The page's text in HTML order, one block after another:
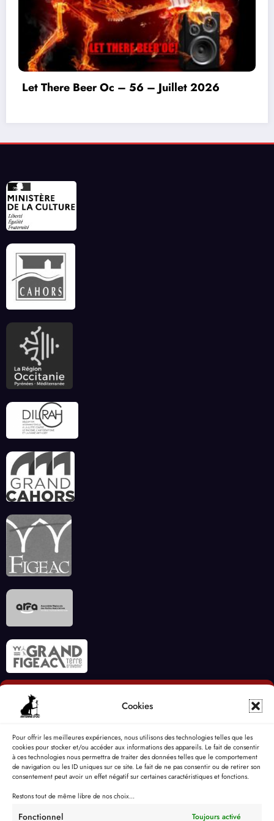
Cookies
Pour offrir les meilleures expériences, nous utilisons des technologies telles que les
cookies pour stocker et/ou accéder aux informations des appareils. Le fait de consentir
à ces technologies nous permettra de traiter des données telles que le comportement
de navigation ou les ID uniques sur ce site. Le fait de ne pas consentir ou de retirer son
consentement peut avoir un effet négatif sur certaines caractéristiques et fonctions.
Restons tout de même libre de nos choix...
Fonctionnel Toujours activé
Invitation à déconnecter et au lâcher prise en
ce début d’été